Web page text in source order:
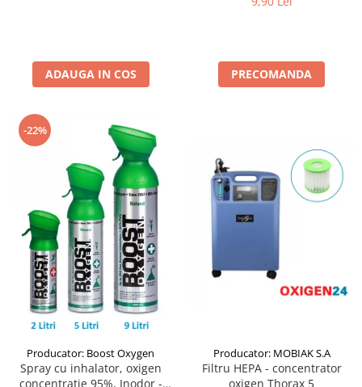
ADAUGA IN COS PRECOMANDA
-22%
Producator: Boost Oxygen
Spray cu inhalator, oxigen
concentratie 95%, Inodor -
Producator: MOBIAK S.A
Filtru HEPA - concentrator
oxigen Thorax 5